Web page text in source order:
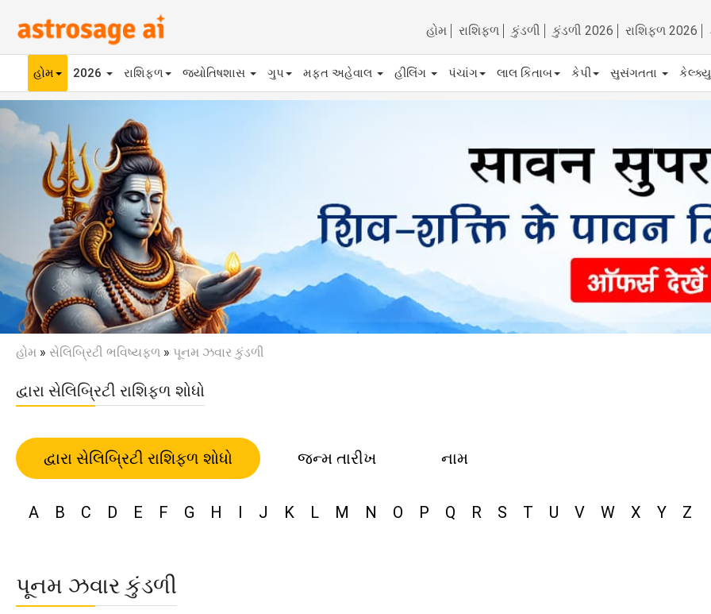
હોમ રાશિફળ કુંડળી કુંડળી 2026 રાશિફળ 2026
હોમ 2026 રાશિફળ જ્યોતિષશાસ ગુપ મફ્ત અહેવાલ હીલિંગ પંચાંગ લાલ કિતાબ કેપી સુસંગતતા
Previous
હોમ » સેલિબ્રિટી ભવિષ્યફળ » પૂનમ ઝવાર કુંડળી
દ્વારા સેલિબ્રિટી રાશિફળ શોધો
દ્વારા સેલિબ્રિટી રાશિફળ શોધો જન્મ તારીખ નામ
A B C D E F G H I J K L M N O P Q R S T U V W X Y Z
પૂનમ ઝવાર કુંડળી